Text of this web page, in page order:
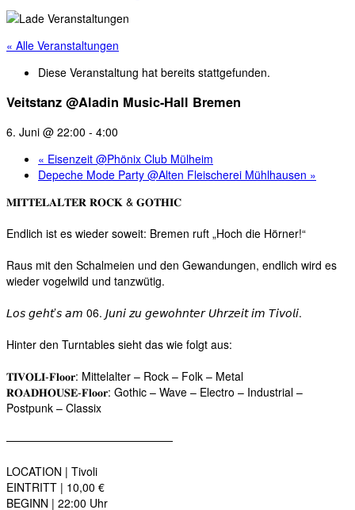
« Alle Veranstaltungen
Diese Veranstaltung hat bereits stattgefunden.
Veitstanz @Aladin Music-Hall Bremen
6. Juni @ 22:00 - 4:00
« Eisenzeit @Phönix Club Mülheim
Depeche Mode Party @Alten Fleischerei Mühlhausen »
𝐌𝐈𝐓𝐓𝐄𝐋𝐀𝐋𝐓𝐄𝐑 𝐑𝐎𝐂𝐊 & 𝐆𝐎𝐓𝐇𝐈𝐂⁣
Endlich ist es wieder soweit: Bremen ruft „Hoch die Hörner!“⁣
Raus mit den Schalmeien und den Gewandungen, endlich wird es
wieder vogelwild und tanzwütig.⁣
𝘓𝘰𝘴 𝘨𝘦𝘩𝘵’𝘴 𝘢𝘮 06. 𝘑𝘶𝘯𝘪 𝘻𝘶 𝘨𝘦𝘸𝘰𝘩𝘯𝘵𝘦𝘳 𝘜𝘩𝘳𝘻𝘦𝘪𝘵 𝘪𝘮 𝘛𝘪𝘷𝘰𝘭𝘪.⁣
Hinter den Turntables sieht das wie folgt aus:⁣
𝐓𝐈𝐕𝐎𝐋𝐈-𝐅𝐥𝐨𝐨𝐫: Mittelalter – Rock – Folk – Metal⁣
𝐑𝐎𝐀𝐃𝐇𝐎𝐔𝐒𝐄-𝐅𝐥𝐨𝐨𝐫: Gothic – Wave – Electro – Industrial –
Postpunk – Classix⁣
———————————————⁣
LOCATION | Tivoli⁣
EINTRITT | 10,00 €⁣
BEGINN | 22:00 Uhr